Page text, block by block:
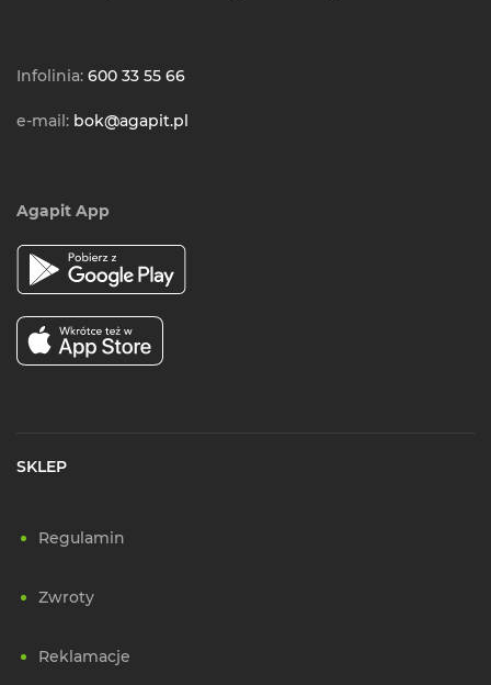
Infolinia: 600 33 55 66
e-mail: bok@agapit.pl
Agapit App
SKLEP
Regulamin
Zwroty
Reklamacje